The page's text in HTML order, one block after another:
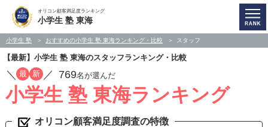
オリコン顧客満足度ランキング
小学生 塾 東海
小学生 塾 おすすめの小学生 塾 東海ランキング・比較 スタッフ
【最新】小学生 塾 東海のスタッフランキング・比較
／ 最 新 ／ 769名が選んだ
小学生 塾 東海ランキング
オリコン顧客満足度調査の特徴